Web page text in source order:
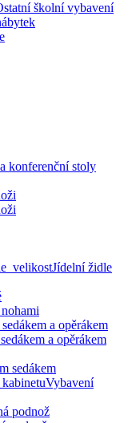
školní vybavení
konferenční stoly
Jídelní židle
a opěrákem
a opěrákem
sedákem
Vybavení
podnož